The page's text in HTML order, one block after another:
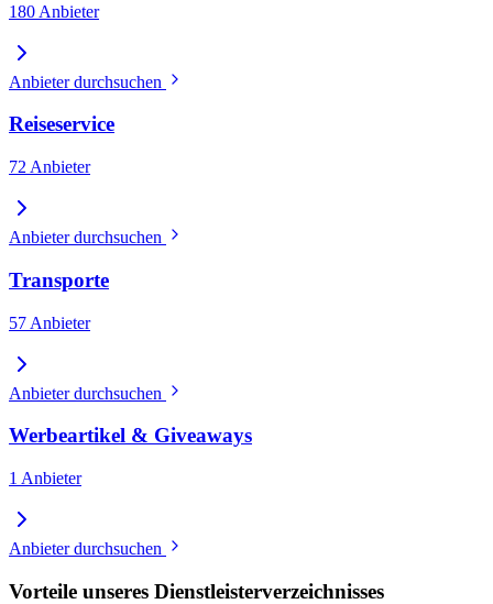
180 Anbieter
Anbieter durchsuchen
Reiseservice
72 Anbieter
Anbieter durchsuchen
Transporte
57 Anbieter
Anbieter durchsuchen
Werbeartikel & Giveaways
1 Anbieter
Anbieter durchsuchen
Vorteile unseres Dienstleisterverzeichnisses